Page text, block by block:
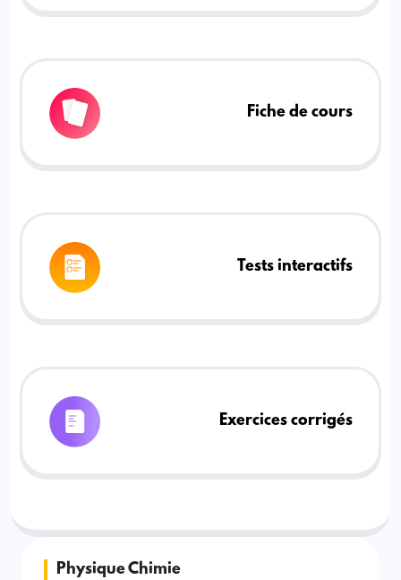
Fiche de cours
Tests interactifs
Exercices corrigés
Physique Chimie